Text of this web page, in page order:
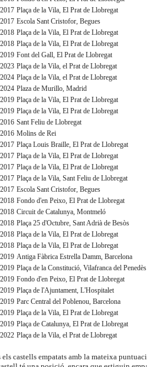
Plaça de la Vila, El Prat de Llobregat
Escola Sant Cristofor, Begues
Plaça de la Vila, El Prat de Llobregat
Plaça de la Vila, El Prat de Llobregat
Font del Gall, El Prat de Llobregat
Plaça de la Vila, el Prat de Llobregat
Plaça de la Vila, el Prat de Llobregat
Plaza de Murillo, Madrid
Plaça de la Vila, El Prat de Llobregat
Plaça de la Vila, El Prat de Llobregat
Sant Feliu de Llobregat
Molins de Rei
Plaça Louis Braille, El Prat de Llobregat
Plaça de la Vila, El Prat de Llobregat
Plaça de la Vila, El Prat de Llobregat
Plaça de la Vila, Sant Feliu de Llobregat
Escola Sant Cristofor, Begues
Fondo d'en Peixo, El Prat de Llobregat
Circuit de Catalunya, Montmeló
Plaça 25 d'Octubre, Sant Adrià de Besòs
Plaça de la Vila, El Prat de Llobregat
Plaça de la Vila, El Prat de Llobregat
Antiga Fàbrica Estrella Damm, Barcelona
Plaça de la Constitució, Vilafranca del Penedès
Fondo d'en Peixo, El Prat de Llobregat
Plaça de l'Ajuntament, L'Hospitalet
Parc Central del Poblenou, Barcelona
Plaça de la Vila, El Prat de Llobregat
Plaça de Catalunya, El Prat de Llobregat
Plaça de la Vila, el Prat de Llobregat
castells empatats amb la mateixa